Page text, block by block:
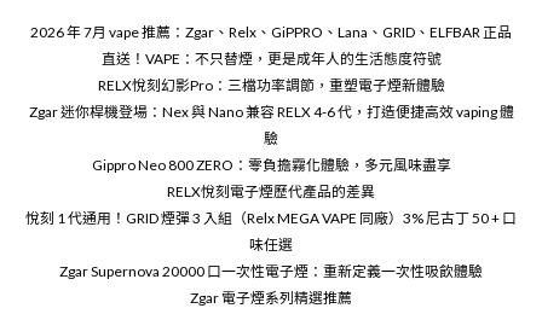
2026 年 7月 vape 推薦：Zgar、Relx、GiPPRO、Lana、GRID、ELFBAR 正品
直送！VAPE：不只替煙，更是成年人的生活態度符號
RELX悅刻幻影Pro：三檔功率調節，重塑電子煙新體驗
Zgar 迷你桿機登場：Nex 與 Nano 兼容 RELX 4-6 代，打造便捷高效 vaping 體
驗
Gippro Neo 800 ZERO：零負擔霧化體驗，多元風味盡享
RELX悅刻電子煙歷代產品的差異
悅刻 1 代通用！GRID 煙彈 3 入組（Relx MEGA VAPE 同廠）3% 尼古丁 50 + 口
味任選
Zgar Supernova 20000 口一次性電子煙：重新定義一次性吸飲體驗
Zgar 電子煙系列精選推薦